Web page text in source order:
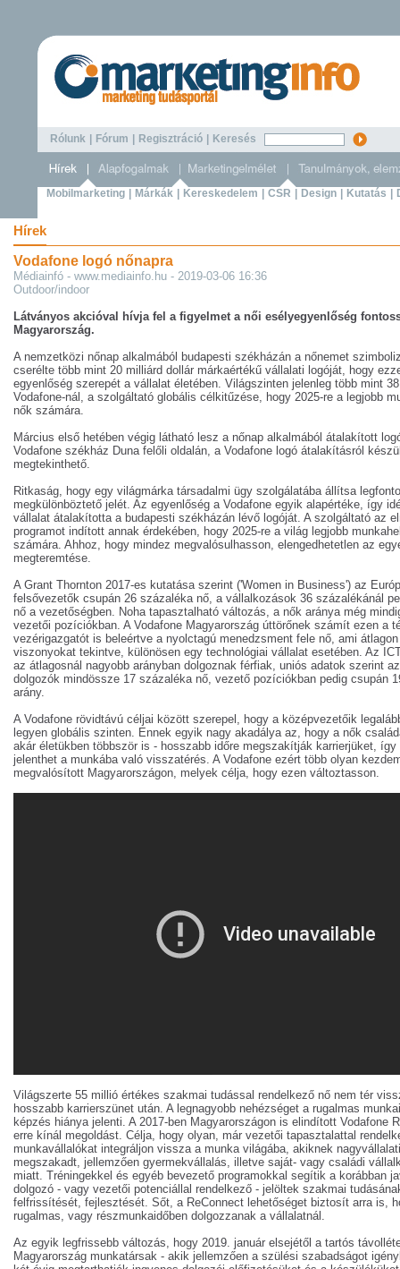
Rólunk Fórum Regisztráció Keresés
Mobilmarketing Márkák Kereskedelem CSR Design Kutatás
Hírek
Vodafone logó nőnapra
Médiainfó - www.mediainfo.hu - 2019-03-06 16:36
Outdoor/indoor
Látványos akcióval hívja fel a figyelmet a női esélyegyenlőség
Magyarország.
A nemzetközi nőnap alkalmából budapesti székházán a nőnemet
cserélte több mint 20 milliárd dollár márkaértékű vállalati logóját, hogy
egyenlőség szerepét a vállalat életében. Világszinten jelenleg több mint
Vodafone-nál, a szolgáltató globális célkitűzése, hogy 2025-re a legjobb
nők számára.
Március első hetében végig látható lesz a nőnap alkalmából átalakított
Vodafone székház Duna felőli oldalán, a Vodafone logó átalakításról
megtekinthető.
Ritkaság, hogy egy világmárka társadalmi ügy szolgálatába állítsa
megkülönböztető jelét. Az egyenlőség a Vodafone egyik alapértéke, így
vállalat átalakította a budapesti székházán lévő logóját. A szolgáltató az
programot indított annak érdekében, hogy 2025-re a világ legjobb
számára. Ahhoz, hogy mindez megvalósulhasson, elengedhetetlen az
megteremtése.
A Grant Thornton 2017-es kutatása szerint ('Women in Business') az
felsővezetők csupán 26 százaléka nő, a vállalkozások 36 százalékánál
nő a vezetőségben. Noha tapasztalható változás, a nők aránya még
vezetői pozíciókban. A Vodafone Magyarország úttörőnek számít ezen a
vezérigazgatót is beleértve a nyolctagú menedzsment fele nő, ami
viszonyokat tekintve, különösen egy technológiai vállalat esetében. Az
az átlagosnál nagyobb arányban dolgoznak férfiak, uniós adatok szerint
dolgozók mindössze 17 százaléka nő, vezető pozíciókban pedig csupán
arány.
A Vodafone rövidtávú céljai között szerepel, hogy a középvezetőik
legyen globális szinten. Ennek egyik nagy akadálya az, hogy a nők
akár életükben többször is - hosszabb időre megszakítják karrierjüket,
jelenthet a munkába való visszatérés. A Vodafone ezért több olyan
megvalósított Magyarországon, melyek célja, hogy ezen változtasson.
Világszerte 55 millió értékes szakmai tudással rendelkező nő nem tér
hosszabb karrierszünet után. A legnagyobb nehézséget a rugalmas
képzés hiánya jelenti. A 2017-ben Magyarországon is elindított Vodafone
erre kínál megoldást. Célja, hogy olyan, már vezetői tapasztalattal
munkavállalókat integráljon vissza a munka világába, akiknek
megszakadt, jellemzően gyermekvállalás, illetve saját- vagy családi
miatt. Tréningekkel és egyéb bevezető programokkal segítik a korábban
dolgozó - vagy vezetői potenciállal rendelkező - jelöltek szakmai
felfrissítését, fejlesztését. Sőt, a ReConnect lehetőséget biztosít arra is,
rugalmas, vagy részmunkaidőben dolgozzanak a vállalatnál.
Az egyik legfrissebb változás, hogy 2019. január elsejétől a tartós
Magyarország munkatársak - akik jellemzően a szülési szabadságot